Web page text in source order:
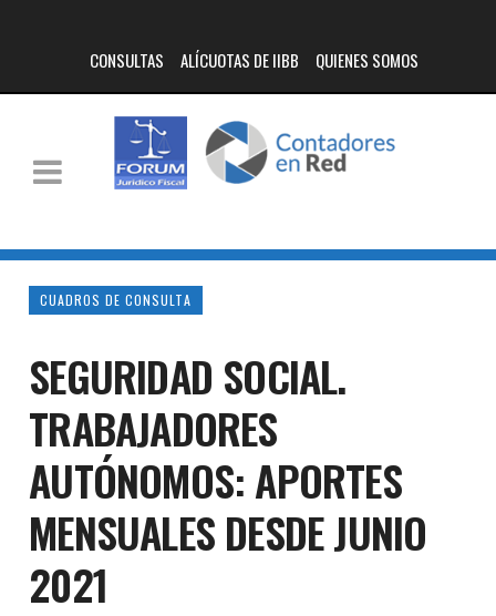
CONSULTAS ALÍCUOTAS DE IIBB QUIENES SOMOS
CUADROS DE CONSULTA
SEGURIDAD SOCIAL.
TRABAJADORES
AUTÓNOMOS: APORTES
MENSUALES DESDE JUNIO
2021